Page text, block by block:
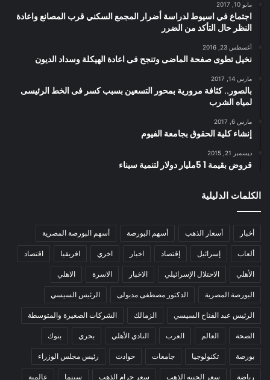
مايو 10, 2017
اجتماع في اسيوط لدراسة أضرار المجمع السكني قرب المصانع واعادة
النظر حال التأكد من الضرر
أغسطس 23, 2016
نخيل تطوى صفحة الماضى وتنجح فى اعادة الهيكلة وسداد الديون
مارس 14, 2017
بالصور.. كثافة مرورية بمحور التسعين بسبب كسر فى الخط الرئيسى
لمياه الشرب
مارس 6, 2017
إنشاء كلية الحقوق بجامعة الفيوم
ديسمبر 21, 2015
قروض بقيمة 1 5مليار دولار لتنمية سيناء
الكلمات الدليلية
أخبار أسعار الذهب أسهم البورصة أسهم البورصة المصرية
ألعاب إسرائيل إقتصاد اخبار اخري افريقيا اقتصاد
الأهلي الاحتلال الإسرائيلي الاخبار الاسرة الاهلي
البورصة المصرية الدكتور مصطفى مدبولى الرئيس السيسي
الرئيس عبد الفتاح السيسي الزمالك الشركات الصغيرة والمتوسطة
الصحة العالم العرب النادي الأهلي بحري بنوك
بورصة تكنولوجيا جامعات حوادث رئيس مجلس الوزراء
رياضة سعر الجنيه الذهب سعر جرام الذهب سينما عالمية